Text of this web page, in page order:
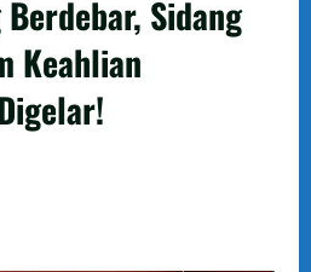
Sidang
Keahlian